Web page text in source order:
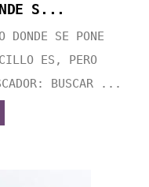
S...
DONDE SE PONE
ES, PERO
BUSCAR ...